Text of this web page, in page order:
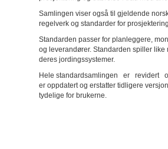
Samlingen viser også til gjeldende
regelverk og standarder for
Standarden passer for planleggere,
og leverandører. Standarden spiller
deres jordingssystemer.
Hele standardsamlingen er revidert
er oppdatert og erstatter tidligere
tydelige for brukerne.